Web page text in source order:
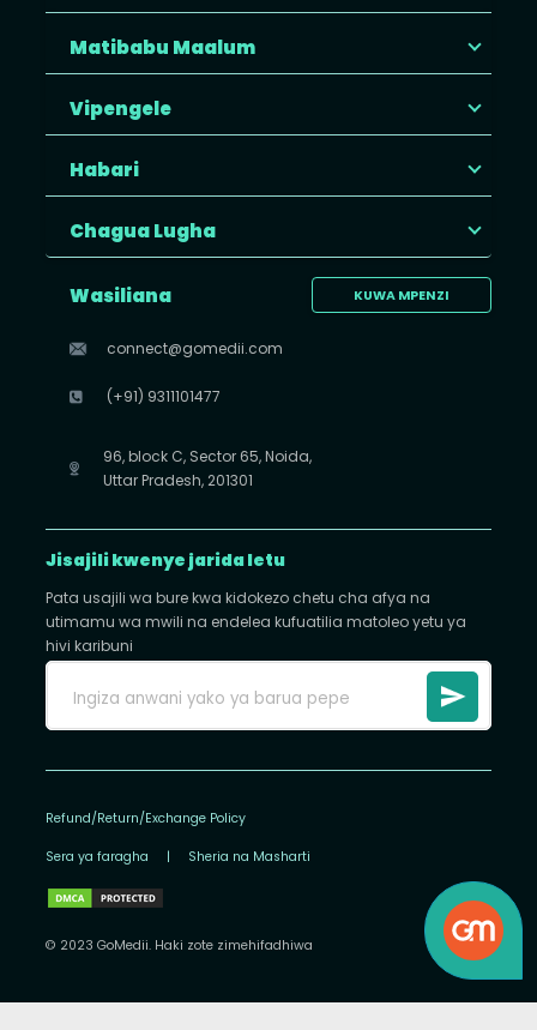
Matibabu Maalum
Vipengele
Habari
Chagua Lugha
KUWA MPENZI
Wasiliana
connect@gomedii.com
(+91) 9311101477
96, block C, Sector 65, Noida,
Uttar Pradesh, 201301
Jisajili kwenye jarida letu
Pata usajili wa bure kwa kidokezo chetu cha afya na
utimamu wa mwili na endelea kufuatilia matoleo yetu ya
hivi karibuni
Refund/Return/Exchange Policy
Sera ya faragha | Sheria na Masharti
© 2023 GoMedii. Haki zote zimehifadhiwa